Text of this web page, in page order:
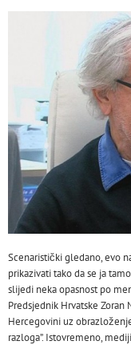
Scenaristički gledano, evo
prikazivati tako da se ja
slijedi neka opasnost po
Predsjednik Hrvatske
Hercegovini uz
razloga”. Istovremeno,